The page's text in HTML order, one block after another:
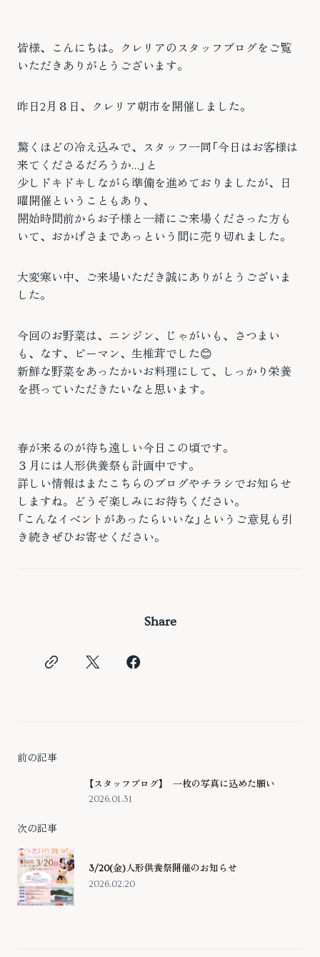
皆様、こんにちは。クレリアのスタッフブログをご覧
いただきありがとうございます。
昨日2月８日、クレリア朝市を開催しました。
驚くほどの冷え込みで、スタッフ一同「今日はお客様は
来てくださるだろうか…」と
少しドキドキしながら準備を進めておりましたが、日
曜開催ということもあり、
開始時間前からお子様と一緒にご来場くださった方も
いて、おかげさまであっという間に売り切れました。
大変寒い中、ご来場いただき誠にありがとうございま
した。
今回のお野菜は、ニンジン、じゃがいも、さつまい
も、なす、ピーマン、生椎茸でした😊
新鮮な野菜をあったかいお料理にして、しっかり栄養
を摂っていただきたいなと思います。
春が来るのが待ち遠しい今日この頃です。
３月には人形供養祭も計画中です。
詳しい情報はまたこちらのブログやチラシでお知らせ
しますね。どうぞ楽しみにお待ちください。
「こんなイベントがあったらいいな」というご意見も引
き続きぜひお寄せください。
Share
前の記事
【スタッフブログ】 一枚の写真に込めた願い
2026.01.31
次の記事
3/20(金)人形供養祭開催のお知らせ
2026.02.20